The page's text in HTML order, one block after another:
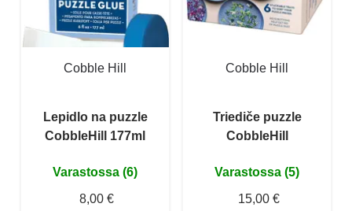
Cobble Hill
Lepidlo na puzzle
CobbleHill 177ml
Varastossa (6)
8,00 €
Cobble Hill
Triediče puzzle
CobbleHill
Varastossa (5)
15,00 €